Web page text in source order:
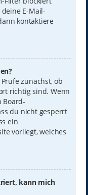
E-Mail-
kontaktiere
zunächst, ob
richtig sind. Wenn
Board-
du nicht gesperrt
ein
vorliegt, welches
kann mich